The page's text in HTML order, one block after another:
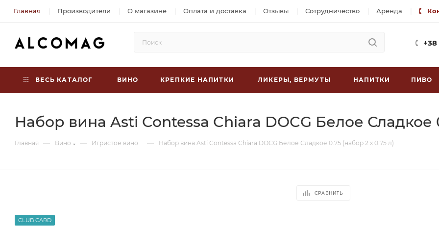
Главная Производители О магазине Оплата и доставка Отзывы Сотрудничество Аренда
ВЕСЬ КАТАЛОГ ВИНО КРЕПКИЕ НАПИТКИ ЛИКЕРЫ, ВЕРМУТЫ НАПИТКИ ПИВО
Набор вина Asti Contessa Chiara DOCG Белое Сладкое
Главная — Вино — Игристое вино — Набор вина Asti Contessa Chiara DOCG Белое Сладкое 0.75 (набор 2 х 0.75 л)
CLUB CARD
СРАВНИТЬ